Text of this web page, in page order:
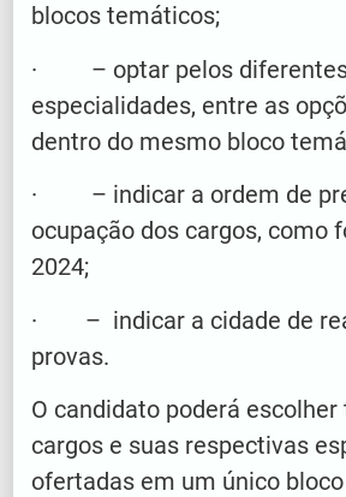
blocos temáticos;
· – optar pelos diferentes
especialidades, entre as
dentro do mesmo bloco
· – indicar a ordem de
ocupação dos cargos, como
2024;
· – indicar a cidade de
provas.
O candidato poderá escolher
cargos e suas respectivas
ofertadas em um único